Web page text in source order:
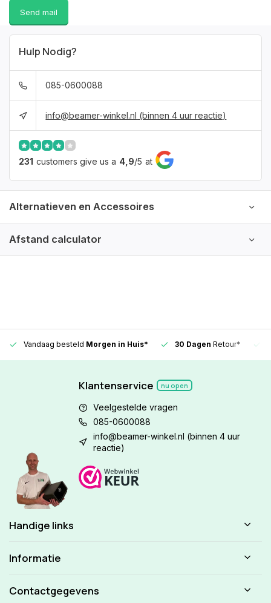
Send mail
Hulp Nodig?
085-0600088
info@beamer-winkel.nl (binnen 4 uur reactie)
231 customers give us a 4,9/5 at
Alternatieven en Accessoires
Afstand calculator
Vandaag besteld Morgen in Huis* 30 Dagen Retour*
Klantenservice nu open
Veelgestelde vragen
085-0600088
info@beamer-winkel.nl (binnen 4 uur
reactie)
Handige links
Informatie
Contactgegevens